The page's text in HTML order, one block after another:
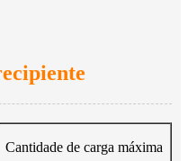
Cantidade de carga máxima